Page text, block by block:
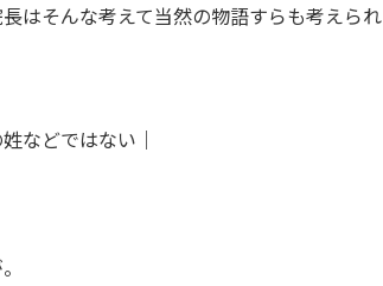
はそんな考えて当然の物語すらも考えられ
などではない｜